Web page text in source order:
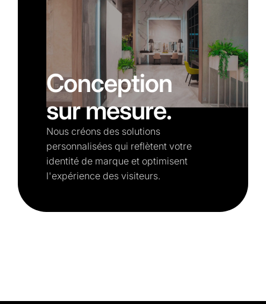
Conception
sur mesure.
Nous créons des solutions
personnalisées qui reflètent votre
identité de marque et optimisent
l'expérience des visiteurs.